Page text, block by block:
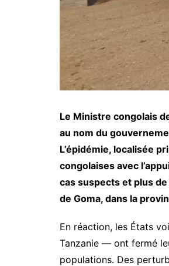
Le Ministre congolais
au nom du
L’épidémie, localisée
congolaises avec
cas suspects et plus
de Goma, dans la
En réaction, les États
Tanzanie — ont fermé
populations. Des